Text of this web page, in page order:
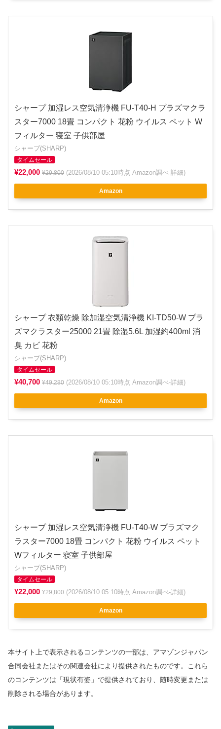
シャープ 加湿レス空気清浄機 FU-T40-H プラズマクラ
スター7000 18畳 コンパクト 花粉 ウイルス ペット W
フィルター 寝室 子供部屋
シャープ(SHARP)
タイムセール
¥22,000 ¥29,800 (2026/08/10 05:10時点 Amazon調べ-詳細)
Amazon
シャープ 衣類乾燥 除加湿空気清浄機 KI-TD50-W プラ
ズマクラスター25000 21畳 除湿5.6L 加湿約400ml 消
臭 カビ 花粉
シャープ(SHARP)
タイムセール
¥40,700 ¥49,280 (2026/08/10 05:10時点 Amazon調べ-詳細)
Amazon
シャープ 加湿レス空気清浄機 FU-T40-W プラズマク
ラスター7000 18畳 コンパクト 花粉 ウイルス ペット
Wフィルター 寝室 子供部屋
シャープ(SHARP)
タイムセール
¥22,000 ¥29,800 (2026/08/10 05:10時点 Amazon調べ-詳細)
Amazon
本サイト上で表示されるコンテンツの一部は、アマゾンジャパン
合同会社またはその関連会社により提供されたものです。これら
のコンテンツは「現状有姿」で提供されており、随時変更または
削除される場合があります。